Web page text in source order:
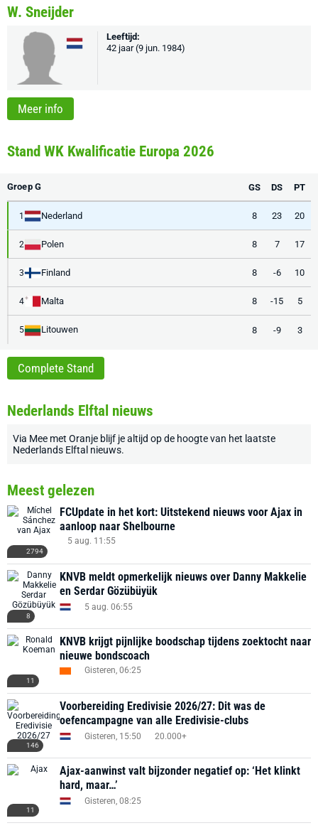
W. Sneijder
Leeftijd:
42 jaar (9 jun. 1984)
Meer info
Stand WK Kwalificatie Europa 2026
Groep G GS DS PT
1 Nederland 8 23 20
2 Polen 8 7 17
3 Finland 8 -6 10
4 Malta 8 -15 5
5 Litouwen 8 -9 3
Complete Stand
Nederlands Elftal nieuws
Via Mee met Oranje blijf je altijd op de hoogte van het laatste
Nederlands Elftal nieuws.
Meest gelezen
2794
FCUpdate in het kort: Uitstekend nieuws voor Ajax in
aanloop naar Shelbourne
5 aug. 11:55
8
KNVB meldt opmerkelijk nieuws over Danny Makkelie
en Serdar Gözübüyük
5 aug. 06:55
11
KNVB krijgt pijnlijke boodschap tijdens zoektocht naar
nieuwe bondscoach
Gisteren, 06:25
146
Voorbereiding Eredivisie 2026/27: Dit was de
oefencampagne van alle Eredivisie-clubs
Gisteren, 15:50 20.000+
11
Ajax-aanwinst valt bijzonder negatief op: ‘Het klinkt
hard, maar…’
Gisteren, 08:25